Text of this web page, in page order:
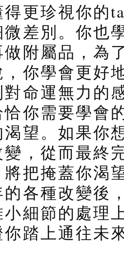
更珍視你的
差別。你也
附屬品，為
你學會更好
命運無力的
你需要學會
望。如果你
，從而最終
將把掩蓋你渴
各種改變後
小細節的處理
踏上通往未